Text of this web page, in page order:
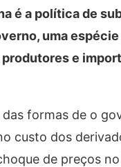
é a política de
uma espécie
e
das formas de o
custo dos
de preços no